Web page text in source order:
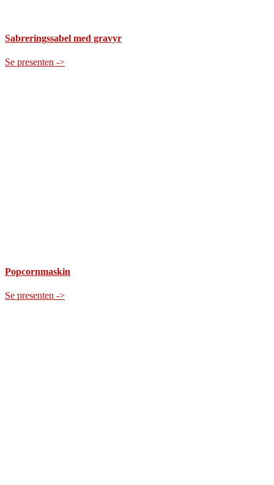
Sabreringssabel med gravyr
Se presenten ->
Popcornmaskin
Se presenten ->